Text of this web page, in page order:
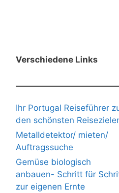
Verschiedene Links
Ihr Portugal Reiseführer
den schönsten
Metalldetektor/ mieten/
Auftragssuche
Gemüse biologisch
anbauen- Schritt für
zur eigenen Ernte